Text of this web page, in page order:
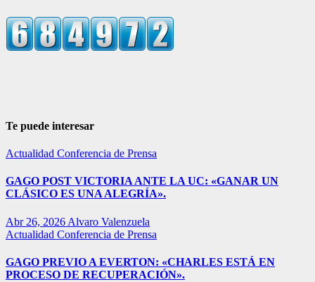
Te puede interesar
Actualidad Conferencia de Prensa
GAGO POST VICTORIA ANTE LA UC: «GANAR UN
CLÁSICO ES UNA ALEGRÍA».
Abr 26, 2026 Alvaro Valenzuela
Actualidad Conferencia de Prensa
GAGO PREVIO A EVERTON: «CHARLES ESTÁ EN
PROCESO DE RECUPERACIÓN».